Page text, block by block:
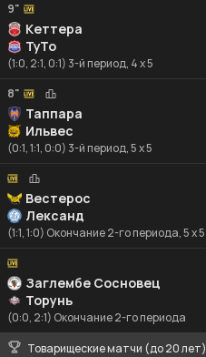
9"
Кеттера
ТуТо
(1:0, 2:1, 0:1) 3-й период, 4 x 5
8"
Таппара
Ильвес
(0:1, 1:1, 0:0) 3-й период, 5 x 5
Вестерос
Лександ
(1:1, 1:0) Окончание 2-го периода, 5 x 5
Заглембе Сосновец
Торунь
(0:0, 2:1) Окончание 2-го периода
Товарищеские матчи (до 20 лет)